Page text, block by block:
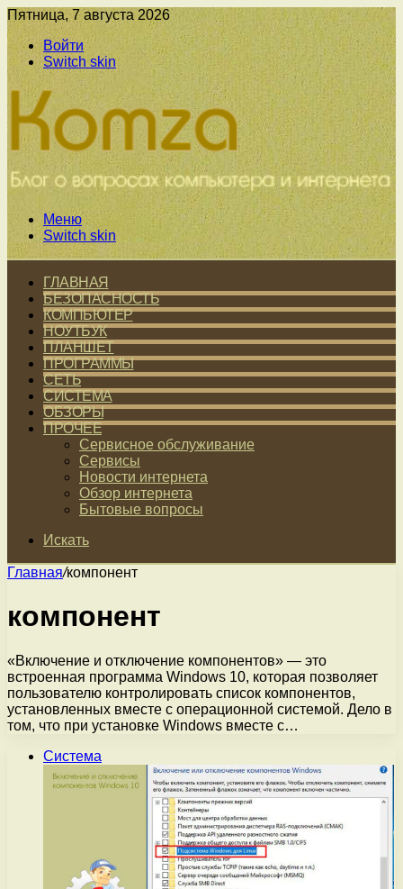
Пятница, 7 августа 2026
Войти
Switch skin
Меню
Switch skin
ГЛАВНАЯ
БЕЗОПАСНОСТЬ
КОМПЬЮТЕР
НОУТБУК
ПЛАНШЕТ
ПРОГРАММЫ
СЕТЬ
СИСТЕМА
ОБЗОРЫ
ПРОЧЕЕ
Сервисное обслуживание
Сервисы
Новости интернета
Обзор интернета
Бытовые вопросы
Искать
Главная/компонент
компонент
«Включение и отключение компонентов» — это
встроенная программа Windows 10, которая позволяет
пользователю контролировать список компонентов,
установленных вместе с операционной системой. Дело в
том, что при установке Windows вместе с…
Система